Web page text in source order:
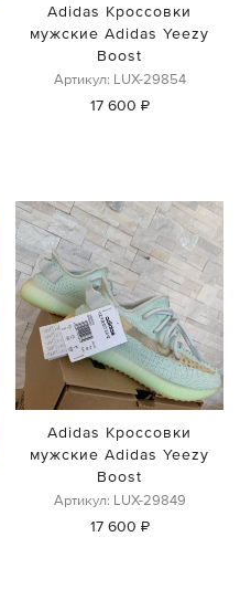
Adidas Кроссовки
мужские Adidas Yeezy
Boost
Артикул: LUX-29854
17 600 ₽
Adidas Кроссовки
мужские Adidas Yeezy
Boost
Артикул: LUX-29849
17 600 ₽